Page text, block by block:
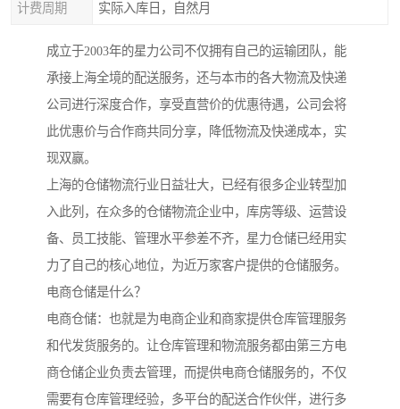
计费周期 实际入库日，自然月
成立于2003年的星力公司不仅拥有自己的运输团队，能
承接上海全境的配送服务，还与本市的各大物流及快递
公司进行深度合作，享受直营价的优惠待遇，公司会将
此优惠价与合作商共同分享，降低物流及快递成本，实
现双赢。
上海的仓储物流行业日益壮大，已经有很多企业转型加
入此列，在众多的仓储物流企业中，库房等级、运营设
备、员工技能、管理水平参差不齐，星力仓储已经用实
力了自己的核心地位，为近万家客户提供的仓储服务。
电商仓储是什么？
电商仓储：也就是为电商企业和商家提供仓库管理服务
和代发货服务的。让仓库管理和物流服务都由第三方电
商仓储企业负责去管理，而提供电商仓储服务的，不仅
需要有仓库管理经验，多平台的配送合作伙伴，进行多